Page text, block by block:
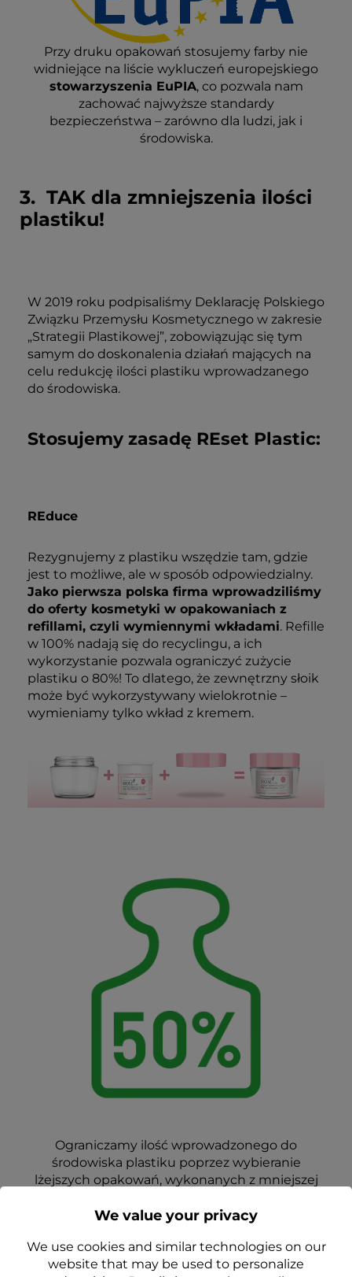
Przy druku opakowań stosujemy farby nie
widniejące na liście wykluczeń europejskiego
stowarzyszenia EuPIA, co pozwala nam
zachować najwyższe standardy
bezpieczeństwa – zarówno dla ludzi, jak i
środowiska.
3. TAK dla zmniejszenia ilości
plastiku!
W 2019 roku podpisaliśmy Deklarację Polskiego
Związku Przemysłu Kosmetycznego w zakresie
„Strategii Plastikowej”, zobowiązując się tym
samym do doskonalenia działań mających na
celu redukcję ilości plastiku wprowadzanego
do środowiska.
Stosujemy zasadę REset Plastic:
REduce
Rezygnujemy z plastiku wszędzie tam, gdzie
jest to możliwe, ale w sposób odpowiedzialny.
Jako pierwsza polska firma wprowadziliśmy
do oferty kosmetyki w opakowaniach z
refillami, czyli wymiennymi wkładami. Refille
w 100% nadają się do recyclingu, a ich
wykorzystanie pozwala ograniczyć zużycie
plastiku o 80%! To dlatego, że zewnętrzny słoik
może być wykorzystywany wielokrotnie –
wymieniamy tylko wkład z kremem.
Ograniczamy ilość wprowadzonego do
środowiska plastiku poprzez wybieranie
lżejszych opakowań, wykonanych z mniejszej
Nasze najpopularniejsze produkty – żele pod
lżejsze aż o 50% od swoich poprzedników.
We value your privacy
We use cookies and similar technologies on our
website that may be used to personalize